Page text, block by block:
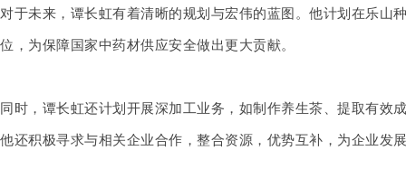
对于未来，谭长虹有着清晰的规划与宏伟的蓝图。他计划在乐
位，为保障国家中药材供应安全做出更大贡献。
同时，谭长虹还计划开展深加工业务，如制作养生茶、提取有
他还积极寻求与相关企业合作，整合资源，优势互补，为企业发